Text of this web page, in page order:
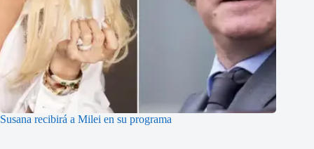
Susana recibirá a Milei en su programa